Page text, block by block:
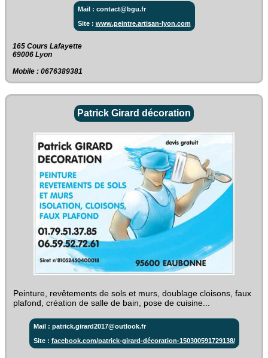
Mail : contact@bgu.fr
Site : www.peintre.artisan-lyon.com
165 Cours Lafayette‎
69006 Lyon
Mobile : 0676389381
Patrick Girard décoration
Peinture, revêtements de sols et murs, doublage cloisons, faux
plafond, création de salle de bain, pose de cuisine...
Mail : patrick.girard2017@outlook.fr
Site : facebook.com/patrick-girard-décoration-150300591729138/